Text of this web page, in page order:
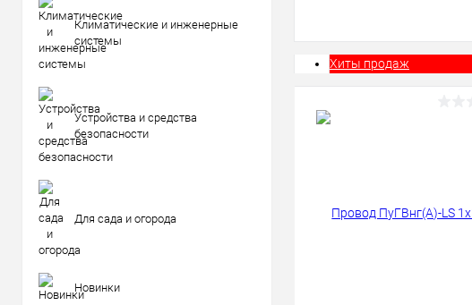
Климатические и инженерные
системы
Устройства и средства
безопасности
Для сада и огорода
Новинки
Хиты продаж